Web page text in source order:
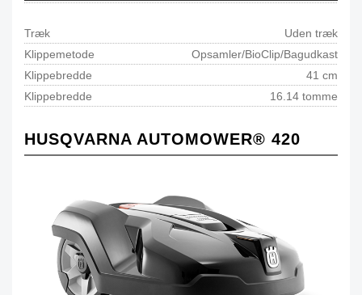
Træk
Uden træk
Klippemetode
Opsamler/BioClip/Bagudkast
Klippebredde
41 cm
Klippebredde
16.14 tomme
HUSQVARNA AUTOMOWER® 420